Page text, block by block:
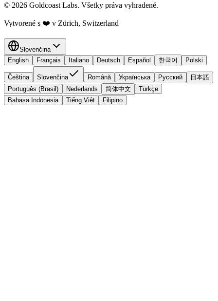
© 2026 Goldcoast Labs. Všetky práva vyhradené.
Vytvorené s ❤️ v Zürich, Switzerland
Slovenčina
English
Français Italiano Deutsch Español 한국어 Polski
Čeština Slovenčina Română Українська Русский
日本語
Português (Brasil)
Nederlands 简体中文
Türkçe
Bahasa Indonesia
Tiếng Việt Filipino